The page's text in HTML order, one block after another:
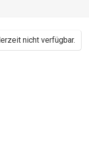
nicht verfügbar.